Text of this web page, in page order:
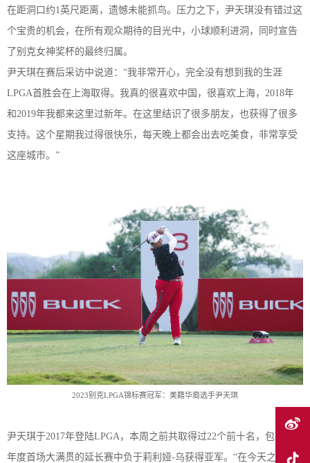
在距洞口约1英尺距离 ， 遗憾未能抓鸟。 压力之下 ， 尹天琪没有错过这
个宝贵的机会， 在所有观众期待的目光中 ， 小球顺利进洞 ，
同时宣告
了别克女神奖杯的最终归属。
尹天琪在赛后采访中说道： “我非常开心，完全没有想到我的生涯
LPGA首胜会在上海取得。我真的很喜欢中国，很喜欢上海， 2018年
和2019年我都来这里过新年。在这里结识了很多朋友， 也获得 了很多
支持。这个星期我过得很快乐，每天晚上都会出去吃美食，非常享受
这座城市。 ”
2023别克LPGA锦标赛冠军：美籍华裔选手尹天琪
尹天琪于2017年登陆LPGA ， 本周之前共取得过22个前十名，包括在
年度首场大满贯的延长赛中负于莉利娅-乌获得亚军。“在今天之前
，